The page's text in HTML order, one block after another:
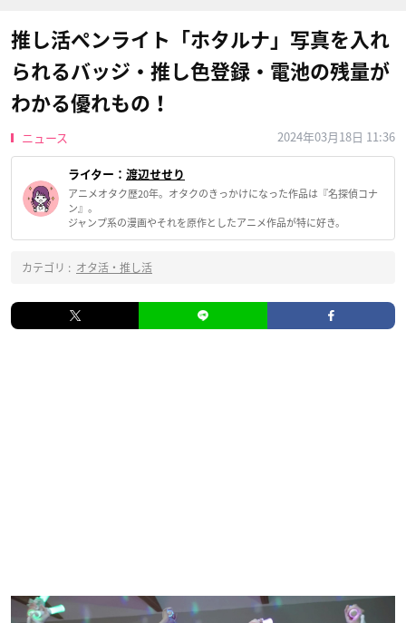
推し活ペンライト「ホタルナ」写真を入れ
られるバッジ・推し色登録・電池の残量が
わかる優れもの！
ニュース 2024年03月18日 11:36
ライター： 渡辺せせり
アニメオタク歴20年。オタクのきっかけになった作品は『名探偵コナ
ン』。
ジャンプ系の漫画やそれを原作としたアニメ作品が特に好き。
カテゴリ : オタ活・推し活